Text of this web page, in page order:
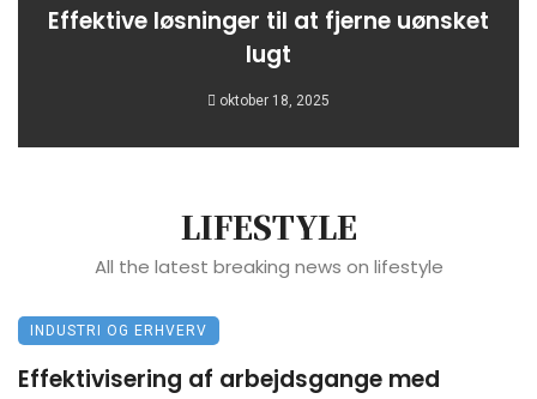
Effektive løsninger til at fjerne uønsket
lugt
oktober 18, 2025
LIFESTYLE
All the latest breaking news on lifestyle
INDUSTRI OG ERHVERV
Effektivisering af arbejdsgange med